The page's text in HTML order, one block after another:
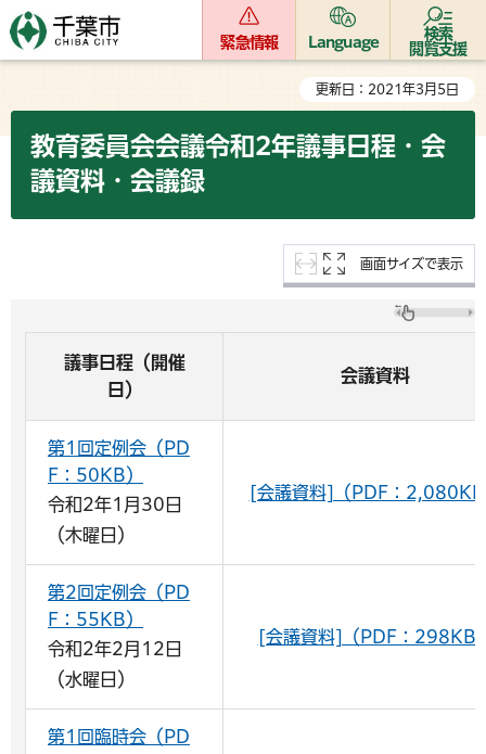
緊急情報 Language
検索
閲覧支援
更新日：2021年3月5日
教育委員会会議令和2年議事日程・会
議資料・会議録
画面サイズで表示
議事日程（開催
日）
会議資料
第1回定例会（PD
F：50KB）
令和2年1月30日
（木曜日）
[会議資料]（PDF：
第2回定例会（PD
F：55KB）
令和2年2月12日
（水曜日）
[会議資料]（PDF：298KB
第1回臨時会（PD